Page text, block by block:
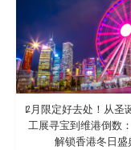
我们深知短租客户，尤其是
The V在合约处理上极具弹
助您平稳过渡。我们的租务
援，确保您无后顾之忧。
12月限定好去处！从圣
工展寻宝到维港倒数
解锁香港冬日盛